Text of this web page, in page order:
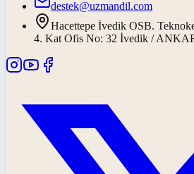
destek@uzmandil.com
Hacettepe İvedik OSB.
4. Kat Ofis No: 32 İvedik /